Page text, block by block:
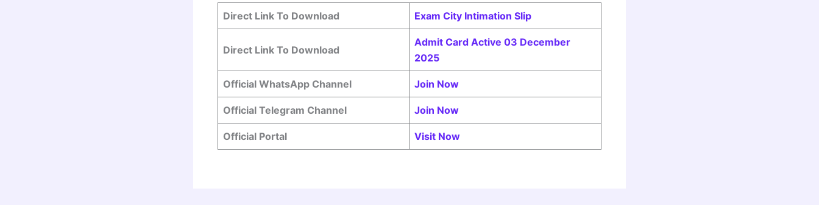
Direct Link To Download Exam City Intimation Slip
Direct Link To Download
Admit Card Active 03 December
2025
Official WhatsApp Channel Join Now
Official Telegram Channel Join Now
Official Portal Visit Now